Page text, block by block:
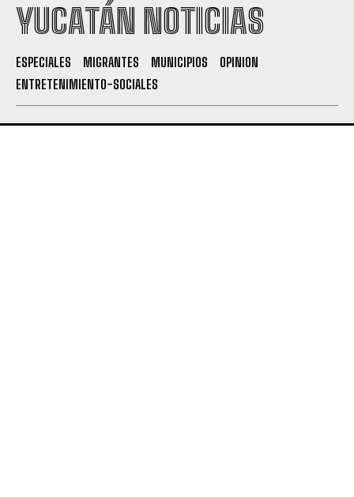
YUCATÁN NOTICIAS
ESPECIALES MIGRANTES MUNICIPIOS
OPINION
ENTRETENIMIENTO-SOCIALES